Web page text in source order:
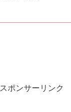
スポンサーリンク